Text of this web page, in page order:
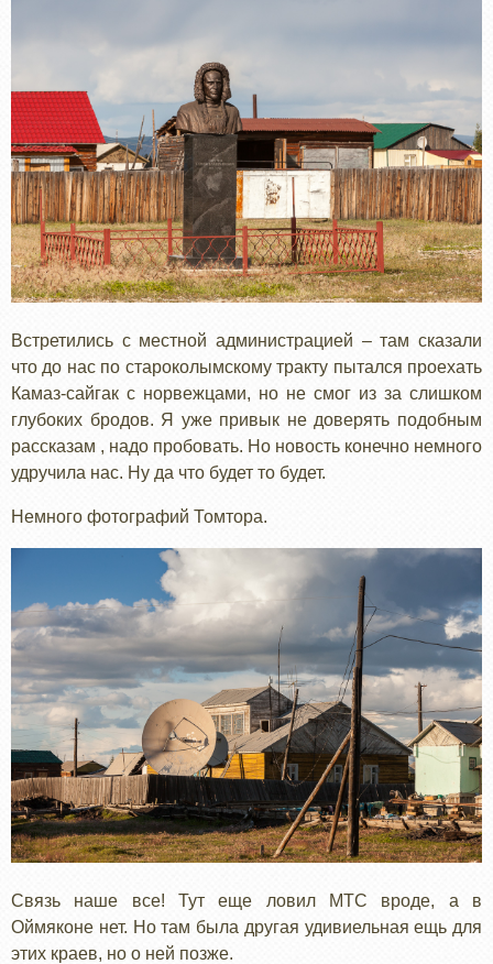
Встретились с местной администрацией – там сказали
что до нас по староколымскому тракту пытался проехать
Камаз-сайгак с норвежцами, но не смог из за слишком
глубоких бродов. Я уже привык не доверять подобным
рассказам , надо пробовать. Но новость конечно немного
удручила нас. Ну да что будет то будет.
Немного фотографий Томтора.
Связь наше все! Тут еще ловил МТС вроде, а в
Оймяконе нет. Но там была другая удивиельная ещь для
этих краев, но о ней позже.